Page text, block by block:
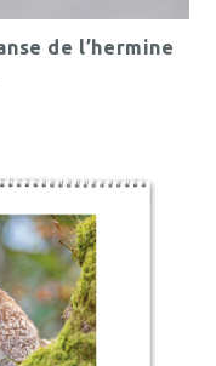
de l’hermine